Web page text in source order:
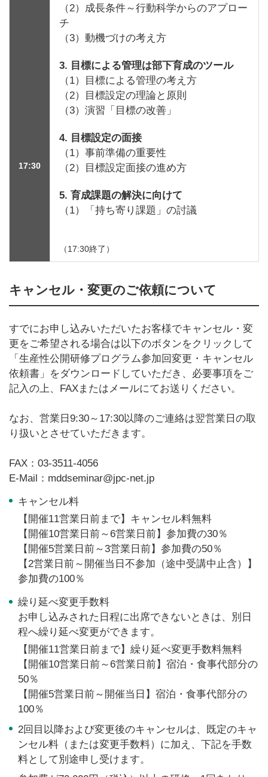
17:30
（2）成長条件～行動科学からのアプロー
チ
（3）動機づけの考え方
3. 目標による管理は部下育成のツール
（1）目標による管理の考え方
（2）目標設定の理論と原則
（3）演習「目標の改善」
4. 目標設定の面接
（1）事前準備の重要性
（2）目標設定面接の進め方
5. 育成課題の解決に向けて
（1）「持ち寄り課題」の討議
（17:30終了）
キャンセル・変更のご依頼について
すでにお申し込みいただいたお客様でキャンセル・変
更をご希望される場合は以下のボタンをクリックして
「生産性公開研修プログラム参加回変更・キャンセル
依頼書」をダウンロードしていただき、必要事項をご
記入の上、FAXまたはメールにてお送りください。
なお、営業日9:30～17:30以降のご連絡は翌営業日の取
り扱いとさせていただきます。
FAX：03-3511-4056
E-Mail：mddseminar@jpc-net.jp
キャンセル料
【開催11営業日前まで】キャンセル料無料
【開催10営業日前～6営業日前】参加費の30％
【開催5営業日前～3営業日前】参加費の50％
【2営業日前～開催当日不参加（途中受講中止含）】
参加費の100％
繰り延べ変更手数料
お申し込みされた日程に出席できないときは、別日
程へ繰り延べ変更ができます。
【開催11営業日前まで】繰り延べ変更手数料無料
【開催10営業日前～6営業日前】宿泊・食事代部分の
50％
【開催5営業日前～開催当日】宿泊・食事代部分の
100％
2回目以降および変更後のキャンセルは、既定のキャ
ンセル料（または変更手数料）に加え、下記を手数
料として別途申し受けます。